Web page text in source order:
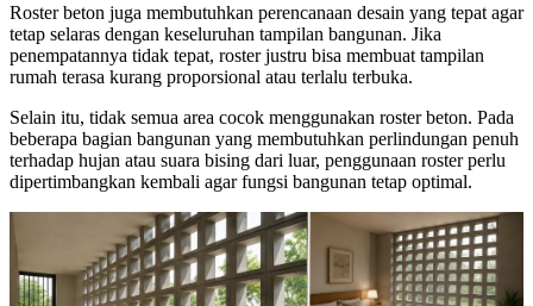
Roster beton juga membutuhkan perencanaan desain yang tepat agar
tetap selaras dengan keseluruhan tampilan bangunan. Jika
penempatannya tidak tepat, roster justru bisa membuat tampilan
rumah terasa kurang proporsional atau terlalu terbuka.
Selain itu, tidak semua area cocok menggunakan roster beton. Pada
beberapa bagian bangunan yang membutuhkan perlindungan penuh
terhadap hujan atau suara bising dari luar, penggunaan roster perlu
dipertimbangkan kembali agar fungsi bangunan tetap optimal.